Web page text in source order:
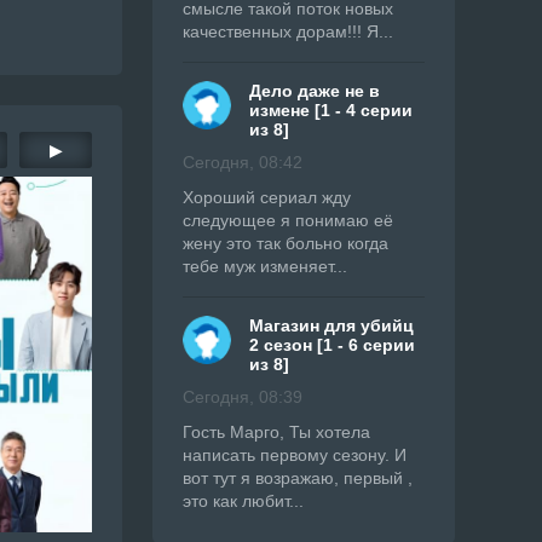
▶
смысле такой поток новых
качественных дорам!!! Я...
Дело даже не в
измене [1 - 4 серии
из 8]
Сегодня, 08:42
Хороший сериал жду
следующее я понимаю её
жену это так больно когда
тебе муж изменяет...
Магазин для убийц
2 сезон [1 - 6 серии
из 8]
Сегодня, 08:39
Гость Марго, Ты хотела
написать первому сезону. И
вот тут я возражаю, первый ,
это как любит...